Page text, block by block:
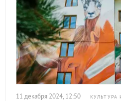
11 декабря 2024, 12:50 КУЛЬТУРА